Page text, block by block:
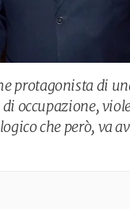
protagonista di
occupazione,
che però, va